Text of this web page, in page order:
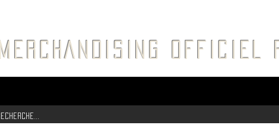
MERCHANDISING OFFICIEL